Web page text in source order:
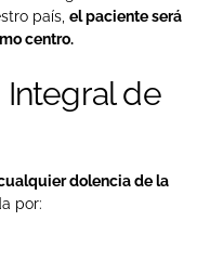
país, el paciente será
centro.
Integral de
dolencia de la
por: